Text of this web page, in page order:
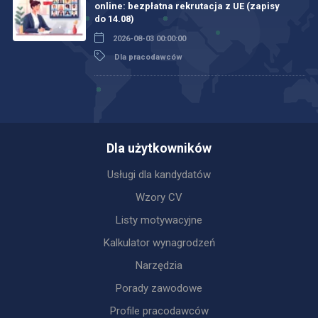
online: bezpłatna rekrutacja z UE (zapisy
do 14.08)
2026-08-03 00:00:00
Dla pracodawców
Dla użytkowników
Usługi dla kandydatów
Wzory CV
Listy motywacyjne
Kalkulator wynagrodzeń
Narzędzia
Porady zawodowe
Profile pracodawców